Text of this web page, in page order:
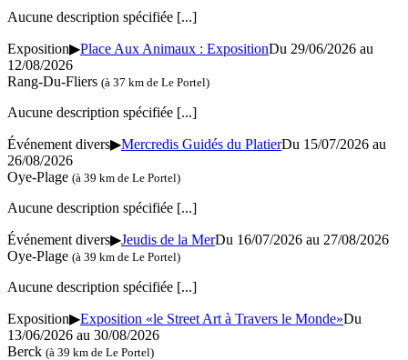
Aucune description spécifiée [...]
Exposition▶Place Aux Animaux : ExpositionDu 29/06/2026 au
12/08/2026
Rang-Du-Fliers (à 37 km de Le Portel)
Aucune description spécifiée [...]
Événement divers▶Mercredis Guidés du PlatierDu 15/07/2026 au
26/08/2026
Oye-Plage (à 39 km de Le Portel)
Aucune description spécifiée [...]
Événement divers▶Jeudis de la MerDu 16/07/2026 au 27/08/2026
Oye-Plage (à 39 km de Le Portel)
Aucune description spécifiée [...]
Exposition▶Exposition «le Street Art à Travers le Monde»Du
13/06/2026 au 30/08/2026
Berck (à 39 km de Le Portel)